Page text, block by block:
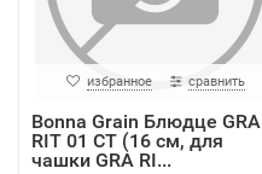
избранное сравнить
Bonna Grain Блюдце GRA
RIT 01 CT (16 см, для
чашки GRA RI...